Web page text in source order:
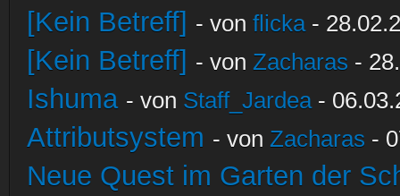
[Kein Betreff] - von flicka-
[Kein Betreff] - von Zacharas -
Ishuma - von Staff_Jardea-
Attributsystem - von Zacharas -
Neue Quest im Garten der